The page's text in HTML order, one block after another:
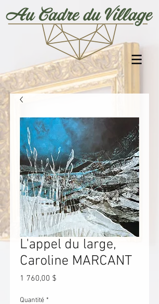
L'appel du large,
Caroline MARCANT
1 760,00 $
Quantité *